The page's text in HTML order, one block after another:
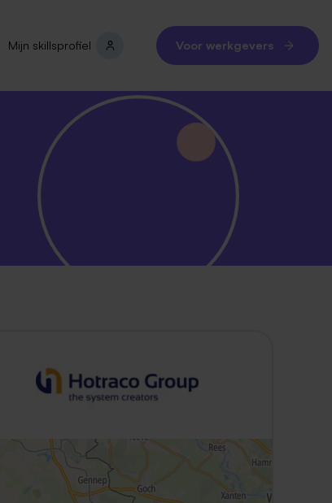
Mijn skillsprofiel Voor werkgevers